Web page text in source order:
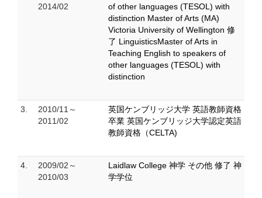
2014/02
of other languages (TESOL) with
distinction Master of Arts (MA)
Victoria University of Wellington 修
了 LinguisticsMaster of Arts in
Teaching English to speakers of
other languages (TESOL) with
distinction
3.
2010/11～
2011/02
英国ケンブリッジ大学 英語教師資格
卒業 英国ケンブリッジ大学認定英語
教師資格（CELTA)
4.
2009/02～
2010/03
Laidlaw College 神学 その他 修了 神
学学位